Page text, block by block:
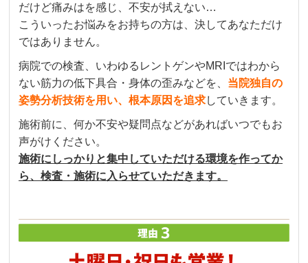
だけど痛みはを感じ、不安が拭えない…
こういったお悩みをお持ちの方は、決してあなただけ
ではありません。
病院での検査、いわゆるレントゲンやMRIではわから
ない筋力の低下具合・身体の歪みなどを、 当院独自の
姿勢分析技術を用い、根本原因を追求していきます。
施術前に、何か不安や疑問点などがあればいつでもお
声がけください。
施術にしっかりと集中していただける環境を作ってか
ら、検査・施術に入らせていただきます。